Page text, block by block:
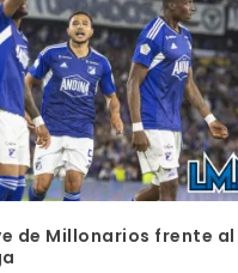
de Millonarios frente